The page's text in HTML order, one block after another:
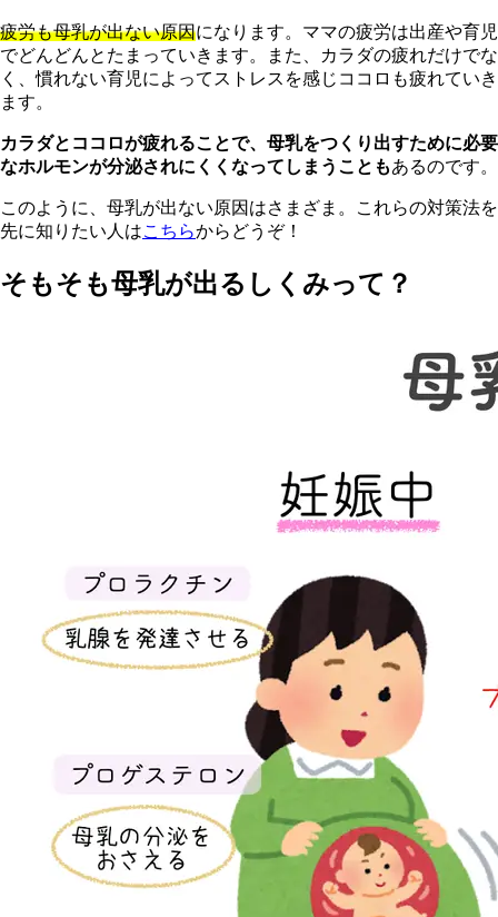
疲労も母乳が出ない原因になります。ママの疲労は出産や育児
でどんどんとたまっていきます。また、カラダの疲れだけでな
く、慣れない育児によってストレスを感じココロも疲れていき
ます。
カラダとココロが疲れることで、母乳をつくり出すために必要
なホルモンが分泌されにくくなってしまうこともあるのです。
こ のように、母乳が出ない原因はさまざま。これらの対策法を
先に知りたい人はこちらからどうぞ！
そもそも母乳が出るしくみって？